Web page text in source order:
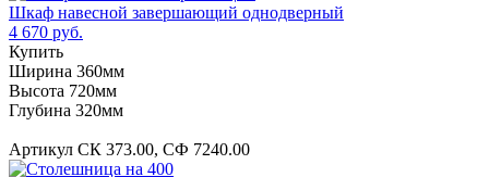
Шкаф навесной завершающий однодверный
4 670 руб.
Купить
Ширина 360мм
Высота 720мм
Глубина 320мм
Артикул СК 373.00, СФ 7240.00